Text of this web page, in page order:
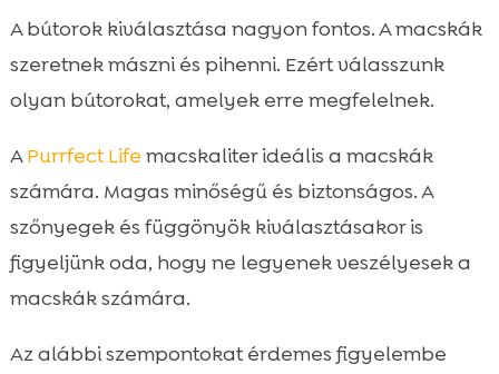
A bútorok kiválasztása nagyon fontos. A macskák
szeretnek mászni és pihenni. Ezért válasszunk
olyan bútorokat, amelyek erre megfelelnek.
APurrfect Life macskaliter ideális a macskák
számára. Magas minőségű és biztonságos. A
szőnyegek és függönyök kiválasztásakor is
figyeljünk oda, hogy ne legyenek veszélyesek a
macskák számára.
Az alábbi szempontokat érdemes figyelembe